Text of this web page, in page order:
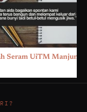
Seram UiTM Manjung